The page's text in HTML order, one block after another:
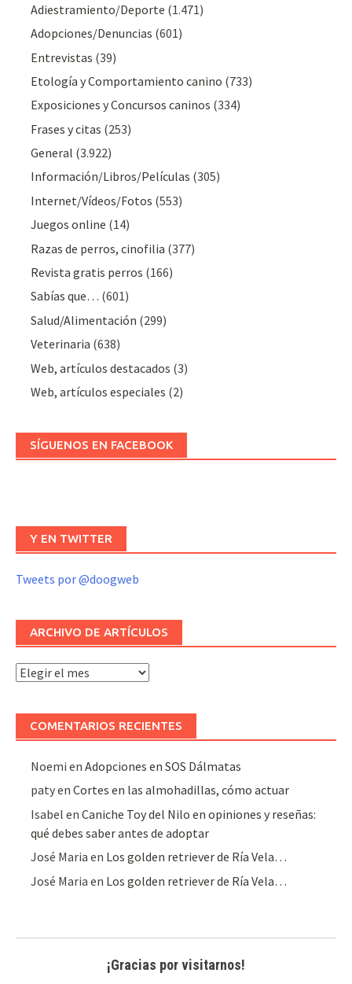
Adiestramiento/Deporte (1.471)
Adopciones/Denuncias (601)
Entrevistas (39)
Etología y Comportamiento canino (733)
Exposiciones y Concursos caninos (334)
Frases y citas (253)
General (3.922)
Información/Libros/Películas (305)
Internet/Vídeos/Fotos (553)
Juegos online (14)
Razas de perros, cinofilia (377)
Revista gratis perros (166)
Sabías que… (601)
Salud/Alimentación (299)
Veterinaria (638)
Web, artículos destacados (3)
Web, artículos especiales (2)
SÍGUENOS EN FACEBOOK
Y EN TWITTER
Tweets por @doogweb
ARCHIVO DE ARTÍCULOS
Archivo
COMENTARIOS RECIENTES
Noemi enAdopciones en SOS Dálmatas
patyenCortes en las almohadillas, cómo actuar
Isabel enCaniche Toy del Nilo en opiniones y reseñas:
qué debes saber antes de adoptar
José Maria en Los golden retriever de Ría Vela…
José Maria en Los golden retriever de Ría Vela…
¡Gracias por visitarnos!